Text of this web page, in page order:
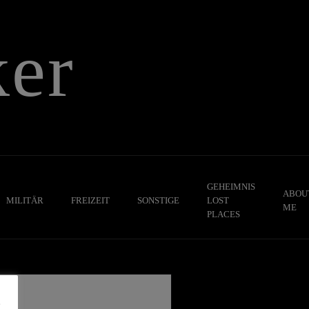
MILITÄR FREIZEIT SONSTIGE
GEHEIMNIS
LOST
PLACES
ME